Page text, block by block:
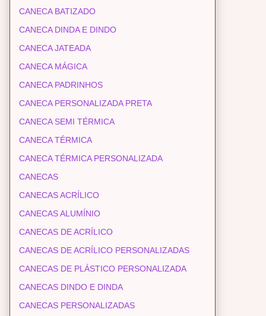
CANECA BATIZADO
CANECA DINDA E DINDO
CANECA JATEADA
CANECA MÁGICA
CANECA PADRINHOS
CANECA PERSONALIZADA PRETA
CANECA SEMI TÉRMICA
CANECA TÉRMICA
CANECA TÉRMICA PERSONALIZADA
CANECAS
CANECAS ACRÍLICO
CANECAS ALUMÍNIO
CANECAS DE ACRÍLICO
CANECAS DE ACRÍLICO PERSONALIZADAS
CANECAS DE PLÁSTICO PERSONALIZADA
CANECAS DINDO E DINDA
CANECAS PERSONALIZADAS